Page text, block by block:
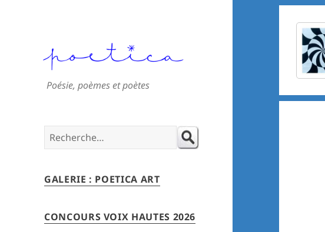
Poésie, poèmes et poètes
Search
for:
GALERIE : POETICA ART
CONCOURS VOIX HAUTES 2026